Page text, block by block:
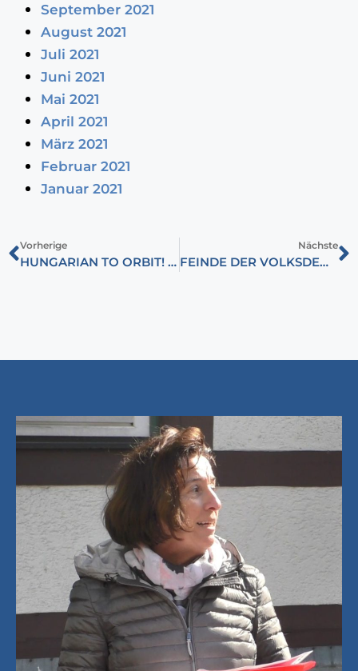
September 2021
August 2021
Juli 2021
Juni 2021
Mai 2021
April 2021
März 2021
Februar 2021
Januar 2021
Vorherige
HUNGARIAN TO ORBIT! HUNOR-PROGRAMM ZUR WELTRAUMFAHRT
Nächste
FEINDE DER VOLKSDEMOKRATIE: KOMMUNISTEN LÖSTEN DIE RELIGIÖSEN ORDEN VOR 75 JAHREN AUF